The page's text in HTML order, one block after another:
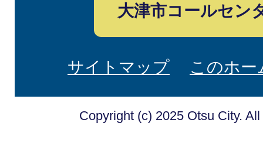
大津市コールセン
サイトマップ このホ
Copyright (c) 2025 Otsu City.